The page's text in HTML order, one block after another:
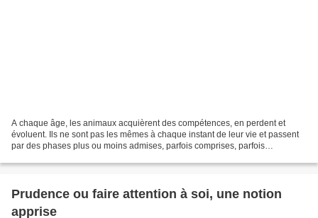
A chaque âge, les animaux acquièrent des compétences, en perdent et
évoluent. Ils ne sont pas les mêmes à chaque instant de leur vie et passent
par des phases plus ou moins admises, parfois comprises, parfois
Prudence ou faire attention à soi, une notion
apprise